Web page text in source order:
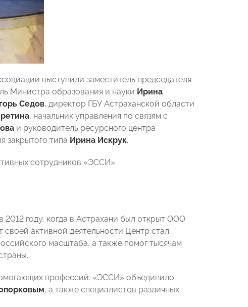
выступили заместитель председателя
Министра образования и науки Ирина
Седов, директор ГБУ Астраханской области
, начальник управления по связям с
и руководитель ресурсного центра
закрытого типа Ирина Искрук.
сотрудников «ЭССИ»
году, когда в Астрахани был открыт ООО
активной деятельности Центр стал
масштаба, а также помог тысячам
профессий. «ЭССИ» объединило
, а также специалистов различных